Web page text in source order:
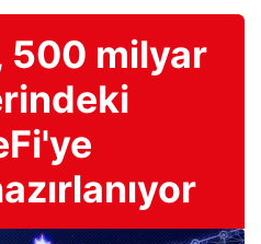
500 milyar